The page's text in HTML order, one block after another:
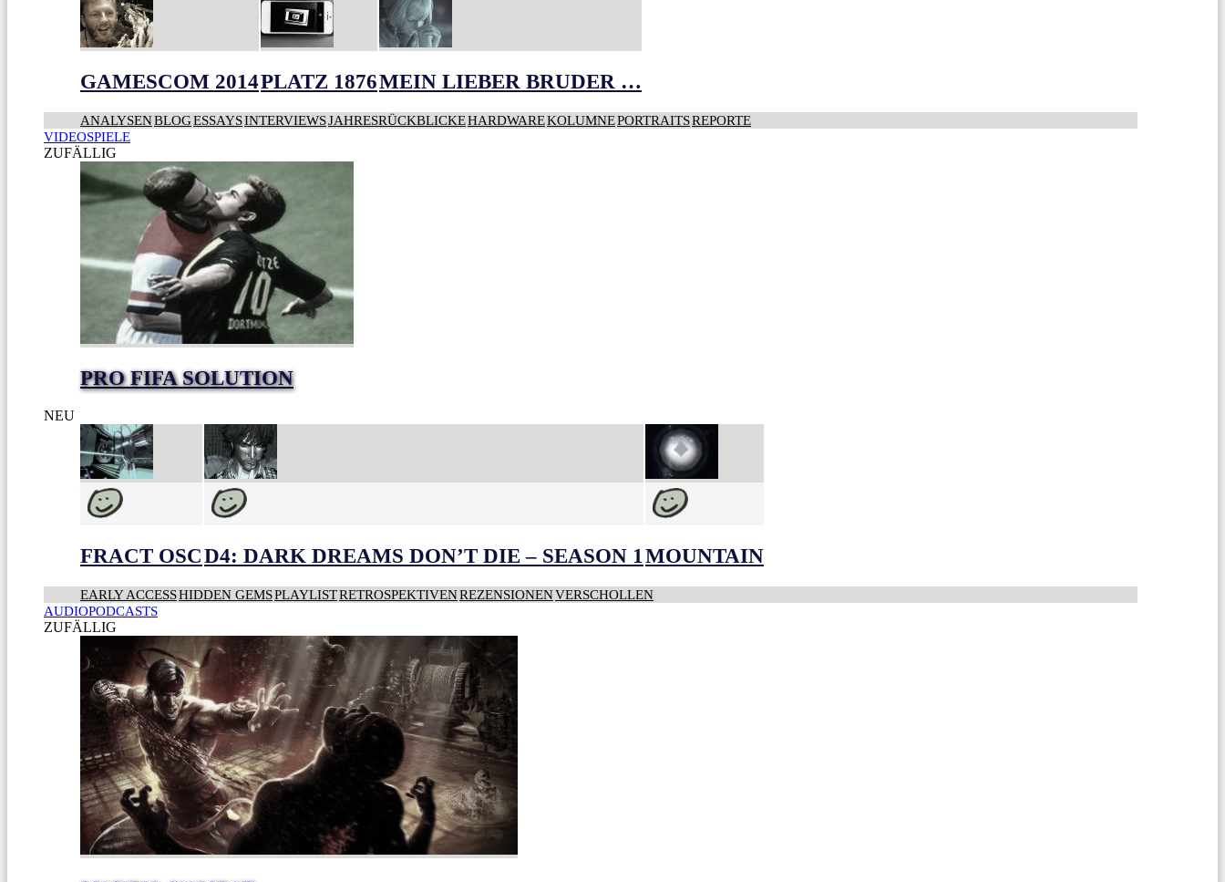
GAMESCOM 2014PLATZ 1876MEIN LIEBER BRUDER …
ANALYSENBLOGESSAYSINTERVIEWSJAHRESRÜCKBLICKEHARDWAREKOLUMNEPORTRAITSREPORTE
VIDEOSPIELE
ZUFÄLLIG
PRO FIFA SOLUTION
NEU
FRACT OSCD4: DARK DREAMS DON’T DIE – SEASON 1MOUNTAIN
EARLY ACCESSHIDDEN GEMSPLAYLISTRETROSPEKTIVENREZENSIONENVERSCHOLLEN
AUDIOPODCASTS
ZUFÄLLIG